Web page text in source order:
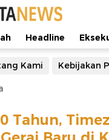
Headline
Kami Kebijakan
Tahun,